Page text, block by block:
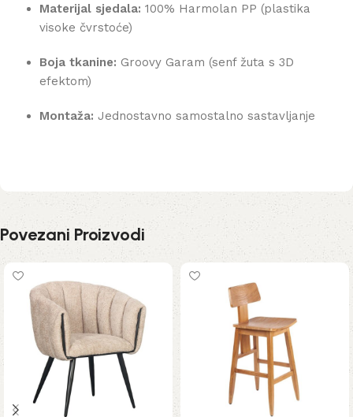
Materijal sjedala: 100% Harmolan PP (plastika
visoke čvrstoće)
Boja tkanine: Groovy Garam (senf žuta s 3D
efektom)
Montaža: Jednostavno samostalno sastavljanje
Povezani Proizvodi